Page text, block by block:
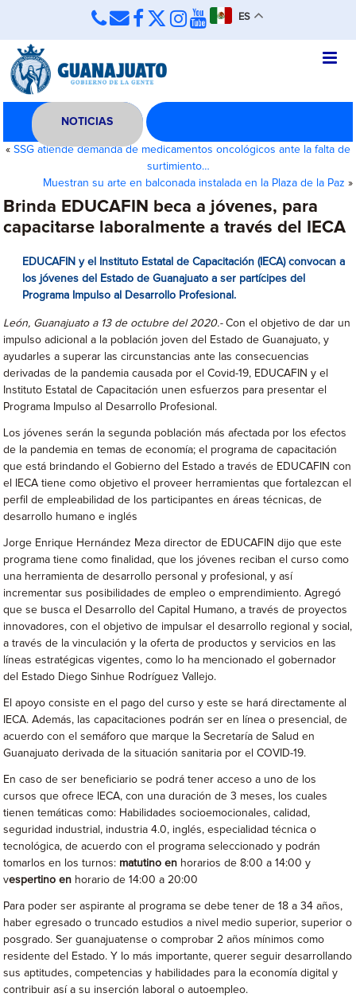
ES
NOTICIAS
« SSG atiende demanda de medicamentos oncológicos ante la falta de
surtimiento…
Muestran su arte en balconada instalada en la Plaza de la Paz »
Brinda EDUCAFIN beca a jóvenes, para
capacitarse laboralmente a través del IECA
EDUCAFIN y el Instituto Estatal de Capacitación (IECA) convocan a
los jóvenes del Estado de Guanajuato a ser partícipes del
Programa Impulso al Desarrollo Profesional.
León, Guanajuato a 13 de octubre del 2020.-Con el objetivo de dar un
impulso adicional a la población joven del Estado de Guanajuato, y
ayudarles a superar las circunstancias ante las consecuencias
derivadas de la pandemia causada por el Covid-19, EDUCAFIN y el
Instituto Estatal de Capacitación unen esfuerzos para presentar el
Programa Impulso al Desarrollo Profesional.
Los jóvenes serán la segunda población más afectada por los efectos
de la pandemia en temas de economía; el programa de capacitación
que está brindando el Gobierno del Estado a través de EDUCAFIN con
el IECA tiene como objetivo el proveer herramientas que fortalezcan el
perfil de empleabilidad de los participantes en áreas técnicas, de
desarrollo humano e inglés
Jorge Enrique Hernández Meza director de EDUCAFIN dijo que este
programa tiene como finalidad, que los jóvenes reciban el curso como
una herramienta de desarrollo personal y profesional, y así
incrementar sus posibilidades de empleo o emprendimiento. Agregó
que se busca el Desarrollo del Capital Humano, a través de proyectos
innovadores, con el objetivo de impulsar el desarrollo regional y social,
a través de la vinculación y la oferta de productos y servicios en las
líneas estratégicas vigentes, como lo ha mencionado el gobernador
del Estado Diego Sinhue Rodríguez Vallejo.
El apoyo consiste en el pago del curso y este se hará directamente al
IECA. Además, las capacitaciones podrán ser en línea o presencial, de
acuerdo con el semáforo que marque la Secretaría de Salud en
Guanajuato derivada de la situación sanitaria por el COVID-19.
En caso de ser beneficiario se podrá tener acceso a uno de los
cursos que ofrece IECA, con una duración de 3 meses, los cuales
tienen temáticas como: Habilidades socioemocionales, calidad,
seguridad industrial, industria 4.0, inglés, especialidad técnica o
tecnológica, de acuerdo con el programa seleccionado y podrán
tomarlos en los turnos: matutino en horarios de 8:00 a 14:00 y
vespertino en horario de 14:00 a 20:00
Para poder ser aspirante al programa se debe tener de 18 a 34 años,
haber egresado o truncado estudios a nivel medio superior, superior o
posgrado. Ser guanajuatense o comprobar 2 años mínimos como
residente del Estado. Y lo más importante, querer seguir desarrollando
sus aptitudes, competencias y habilidades para la economía digital y
contribuir así a su inserción laboral o autoempleo.